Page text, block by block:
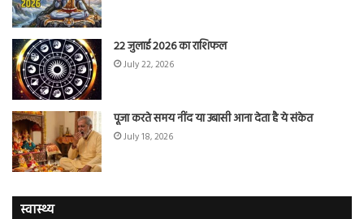
22 जुलाई 2026 का राशिफल
July 22, 2026
पूजा करते समय नींद या उबासी आना देता है ये संकेत
July 18, 2026
स्वास्थ्य